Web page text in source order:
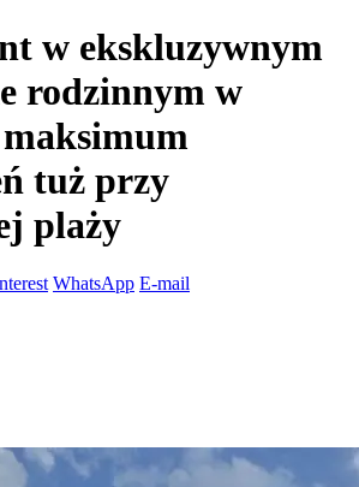
w ekskluzywnym
rodzinnym w
tuż przy
plaży
WhatsApp E-mail